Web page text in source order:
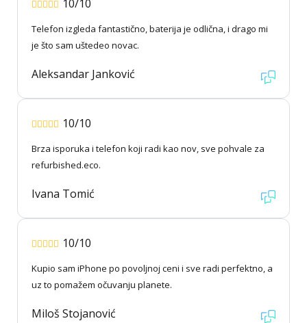
10/10
Telefon izgleda fantastično, baterija je odlična, i drago mi
je što sam uštedeo novac.
Aleksandar Janković
10/10
Brza isporuka i telefon koji radi kao nov, sve pohvale za
refurbished.eco.
Ivana Tomić
10/10
Kupio sam iPhone po povoljnoj ceni i sve radi perfektno, a
uz to pomažem očuvanju planete.
Miloš Stojanović